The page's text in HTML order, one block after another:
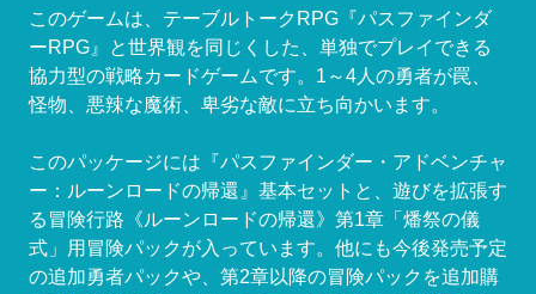
このゲームは、テーブルトークRPG『パスファインダ
ーRPG』と世界観を同じくした、単独でプレイできる
協力型の戦略カードゲームです。1～4人の勇者が罠、
怪物、悪辣な魔術、卑劣な敵に立ち向かいます。
このパッケージには『パスファインダー・アドベンチャ
ー：ルーンロードの帰還』基本セットと、遊びを拡張す
る冒険行路《ルーンロードの帰還》第1章「燔祭の儀
式」用冒険パックが入っています。他にも今後発売予定
の追加勇者パックや、第2章以降の冒険パックを追加購